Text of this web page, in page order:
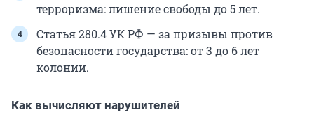
терроризма: лишение свободы до 5 лет.
Статья 280.4 УК РФ — за призывы против
безопасности государства: от 3 до 6 лет
колонии.
Как вычисляют нарушителей